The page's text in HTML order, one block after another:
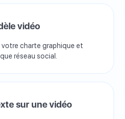
vidéo
votre charte graphique et
réseau social.
sur une vidéo